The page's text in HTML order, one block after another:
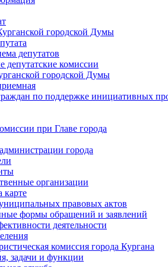
городской Думы
депутатов
депутатские комиссии
городской Думы
по поддержке инициативных
при Главе города
города
организации
карте
правовых актов
формы обращений и заявлений
деятельности
комиссия города Кургана
задачи и функции